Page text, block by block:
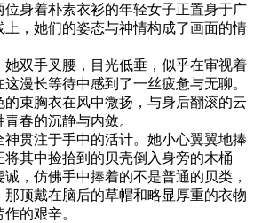
身着朴素衣衫的年轻女子正置身于广
上，她们的姿态与神情构成了画面的情
双手叉腰，目光低垂，似乎在审视着
漫长等待中感到了一丝疲惫与无聊。
束胸衣在风中微扬，与身后翻滚的云
春的沉静与内敛。
贯注于手中的活计。她小心翼翼地捧
其中捡拾到的贝壳倒入身旁的木桶
，仿佛手中捧着的不是普通的贝类，
顶戴在脑后的草帽和略显厚重的衣物
的艰辛。